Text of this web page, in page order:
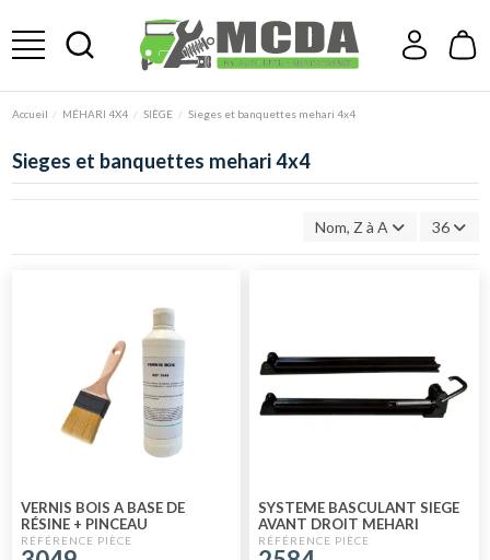
Accueil MÉHARI 4X4 SIÈGE Sieges et banquettes mehari 4x4
Sieges et banquettes mehari 4x4
Nom, Z à A 36
VERNIS BOIS A BASE DE
RÉSINE + PINCEAU
SYSTEME BASCULANT SIEGE
AVANT DROIT MEHARI